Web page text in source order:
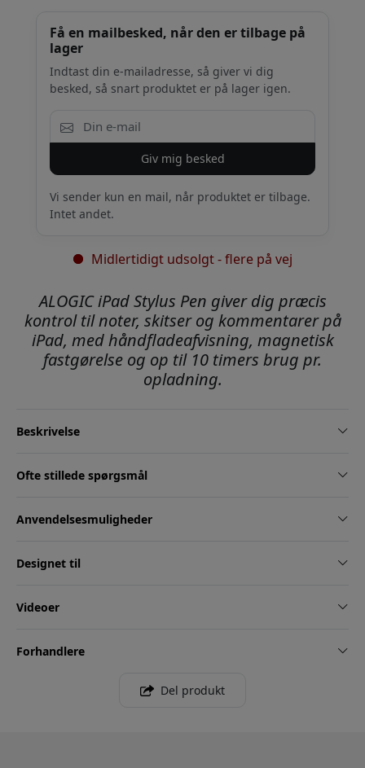
Få en mailbesked, når den er tilbage på
lager
Indtast din e-mailadresse, så giver vi dig
besked, så snart produktet er på lager igen.
Giv mig besked
Vi sender kun en mail, når produktet er tilbage.
Intet andet.
Midlertidigt udsolgt - flere på vej
ALOGIC iPad Stylus Pen giver dig præcis
kontrol til noter, skitser og kommentarer på
iPad, med håndfladeafvisning, magnetisk
fastgørelse og op til 10 timers brug pr.
opladning.
Beskrivelse
Ofte stillede spørgsmål
Anvendelsesmuligheder
Designet til
Videoer
Forhandlere
Del produkt